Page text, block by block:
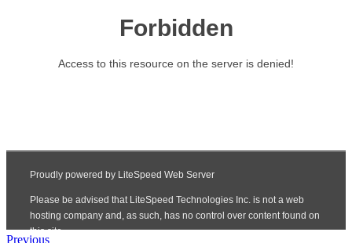
Previous